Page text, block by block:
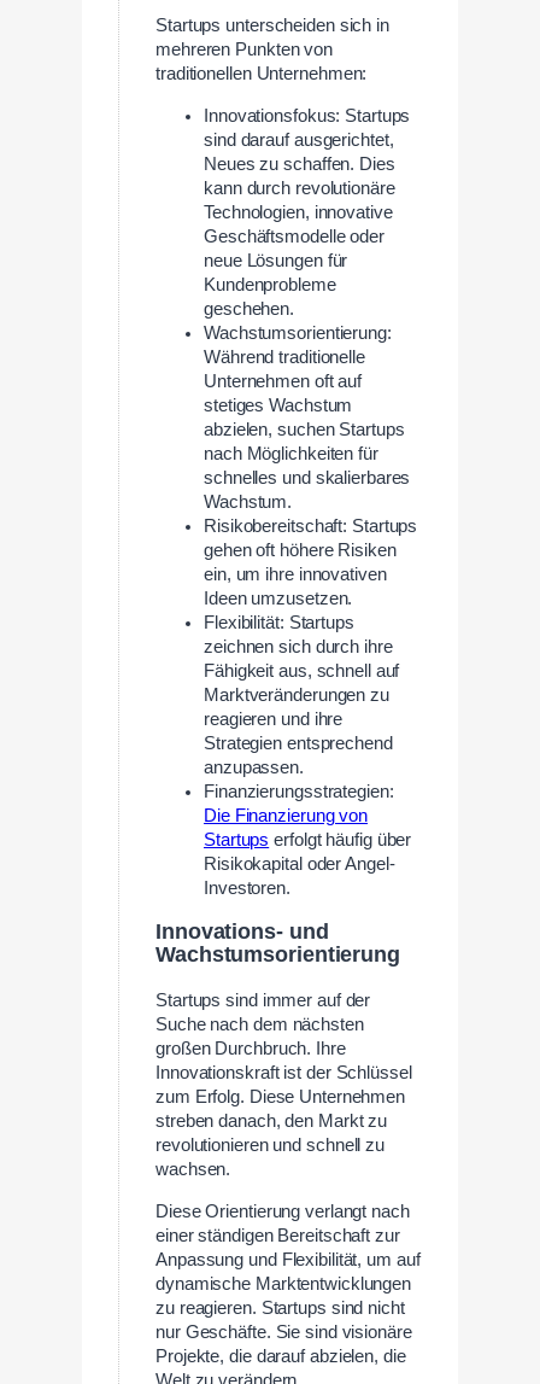
Startups unterscheiden sich in
mehreren Punkten von
traditionellen Unternehmen:
Innovationsfokus: Startups
sind darauf ausgerichtet,
Neues zu schaffen. Dies
kann durch revolutionäre
Technologien, innovative
Geschäftsmodelle oder
neue Lösungen für
Kundenprobleme
geschehen.
Wachstumsorientierung:
Während traditionelle
Unternehmen oft auf
stetiges Wachstum
abzielen, suchen Startups
nach Möglichkeiten für
schnelles und skalierbares
Wachstum.
Risikobereitschaft: Startups
gehen oft höhere Risiken
ein, um ihre innovativen
Ideen umzusetzen.
Flexibilität: Startups
zeichnen sich durch ihre
Fähigkeit aus, schnell auf
Marktveränderungen zu
reagieren und ihre
Strategien entsprechend
anzupassen.
Finanzierungsstrategien:
Die Finanzierung von
Startups erfolgt häufig über
Risikokapital oder Angel-
Investoren.
Innovations- und
Wachstumsorientierung
Startups sind immer auf der
Suche nach dem nächsten
großen Durchbruch. Ihre
Innovationskraft ist der Schlüssel
zum Erfolg. Diese Unternehmen
streben danach, den Markt zu
revolutionieren und schnell zu
wachsen.
Diese Orientierung verlangt nach
einer ständigen Bereitschaft zur
Anpassung und Flexibilität, um auf
dynamische Marktentwicklungen
zu reagieren. Startups sind nicht
nur Geschäfte. Sie sind visionäre
Projekte, die darauf abzielen, die
Welt zu verändern.